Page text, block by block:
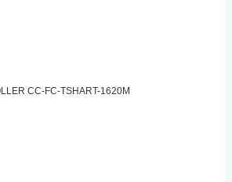
CC-FC-TSHART-1620M